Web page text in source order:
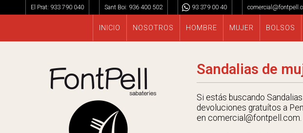
El Prat: 933 790 040 Sant Boi: 936 400 502 93 379 00 40
INICIO NOSOTROS HOMBRE MUJER BOLSOS
Sandalias de
Si estás buscando
devoluciones gratuítos a
en comercial@fontpell.com.